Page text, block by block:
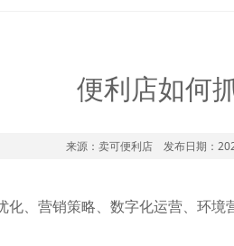
便利店如何
来源：卖可便利店 发布日期：
、营销策略、数字化运营、环